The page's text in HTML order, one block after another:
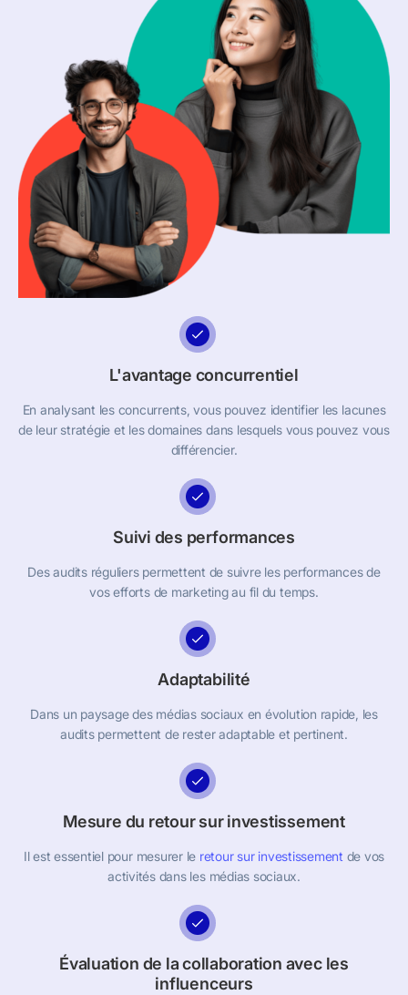
L'avantage concurrentiel
En analysant les concurrents, vous pouvez identifier les lacunes
de leur stratégie et les domaines dans lesquels vous pouvez vous
différencier.
Suivi des performances
Des audits réguliers permettent de suivre les performances de
vos efforts de marketing au fil du temps.
Adaptabilité
Dans un paysage des médias sociaux en évolution rapide, les
audits permettent de rester adaptable et pertinent.
Mesure du retour sur investissement
Il est essentiel pour mesurer le retour sur investissement de vos
activités dans les médias sociaux.
Évaluation de la collaboration avec les
influenceurs